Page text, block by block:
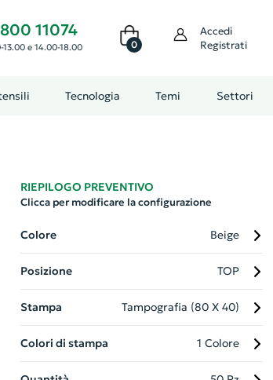
11074
e 14.00-18.00 0
Accedi
Registrati
Tecnologia Temi Settori
RIEPILOGO PREVENTIVO
Clicca per modificare la configurazione
Colore Beige
Posizione TOP
Stampa Tampografia (80 X 40)
Colori di stampa 1 Colore